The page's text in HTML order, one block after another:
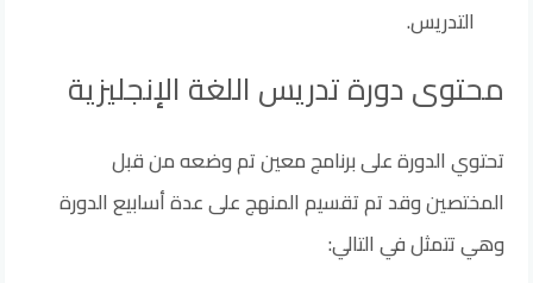
التدريس.
محتوى دورة تدريس اللغة الإنجليزية
تحتوي الدورة على برنامج معين تم وضعه من قبل
المختصين وقد تم تقسيم المنهج على عدة أسابيع الدورة
وهي تتمثل في التالي: